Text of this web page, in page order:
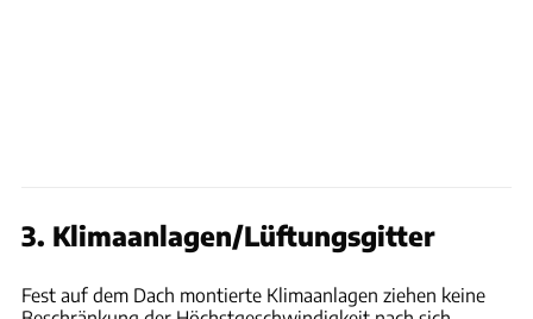
3. Klimaanlagen/Lüftungsgitter
Fest auf dem Dach montierte Klimaanlagen ziehen keine